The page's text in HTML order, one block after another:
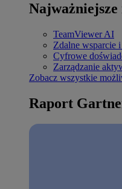
TeamViewer AI
Zdalne wsparcie
Cyfrowe
Zarządzanie
Zobacz wszystkie
Raport